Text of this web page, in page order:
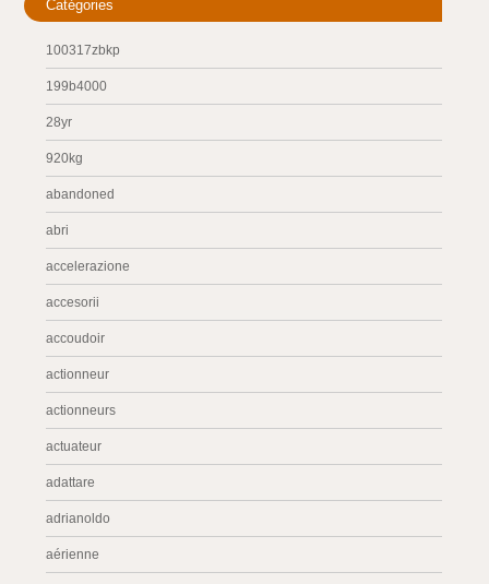
Catégories
100317zbkp
199b4000
28yr
920kg
abandoned
abri
accelerazione
accesorii
accoudoir
actionneur
actionneurs
actuateur
adattare
adrianoldo
aérienne